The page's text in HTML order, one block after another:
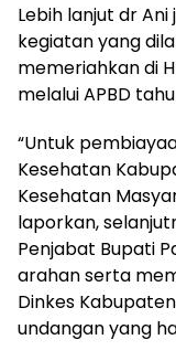
Lebih lanjut dr
kegiatan yang
memeriahkan di
melalui APBD
“Untuk
Kesehatan
Kesehatan
laporkan,
Penjabat Bupati
arahan serta
Dinkes
undangan yang